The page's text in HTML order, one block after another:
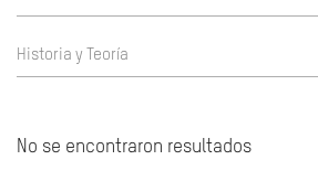
Historia y Teoría
No se encontraron resultados